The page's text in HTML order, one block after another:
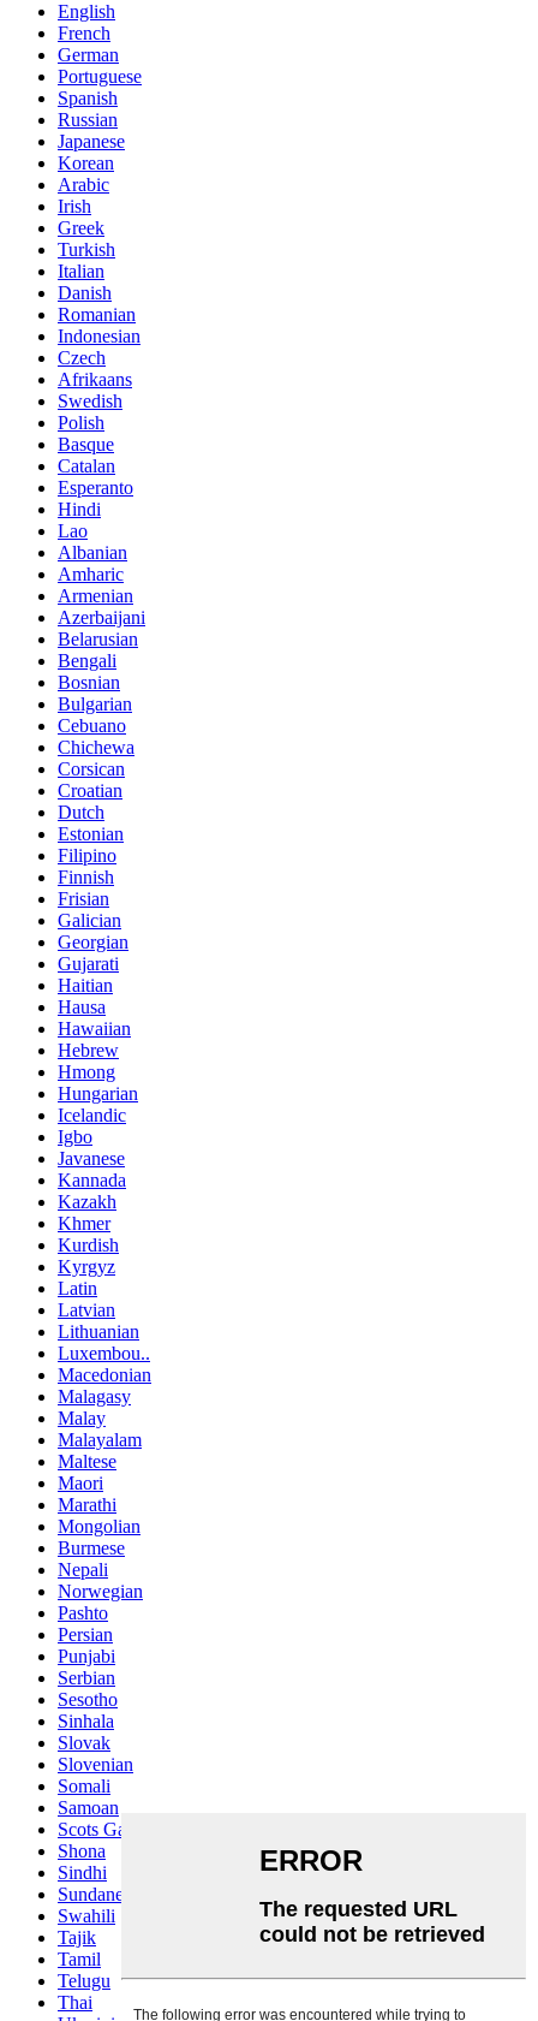
English
French
German
Portuguese
Spanish
Russian
Japanese
Korean
Arabic
Irish
Greek
Turkish
Italian
Danish
Romanian
Indonesian
Czech
Afrikaans
Swedish
Polish
Basque
Catalan
Esperanto
Hindi
Lao
Albanian
Amharic
Armenian
Azerbaijani
Belarusian
Bengali
Bosnian
Bulgarian
Cebuano
Chichewa
Corsican
Croatian
Dutch
Estonian
Filipino
Finnish
Frisian
Galician
Georgian
Gujarati
Haitian
Hausa
Hawaiian
Hebrew
Hmong
Hungarian
Icelandic
Igbo
Javanese
Kannada
Kazakh
Khmer
Kurdish
Kyrgyz
Latin
Latvian
Lithuanian
Luxembou..
Macedonian
Malagasy
Malay
Malayalam
Maltese
Maori
Marathi
Mongolian
Burmese
Nepali
Norwegian
Pashto
Persian
Punjabi
Serbian
Sesotho
Sinhala
Slovak
Slovenian
Somali
Samoan
Scots Gaelic
Shona
Sindhi
Sundanese
Swahili
Tajik
Tamil
Telugu
Thai